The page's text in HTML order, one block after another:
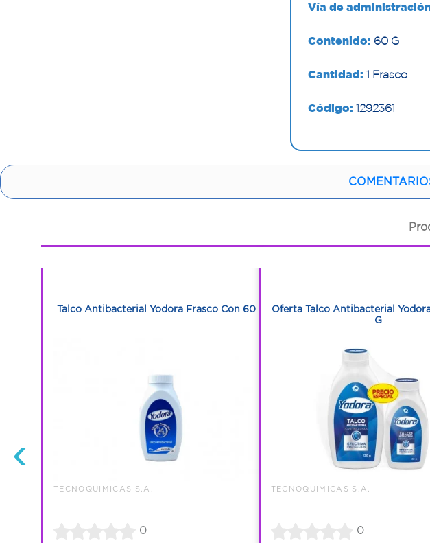
Vía de
Contenido: 60 G
Cantidad: 1 Frasco
Código: 1292361
‹
Talco Antibacterial Yodora Frasco Con 60 G
TECNOQUIMICAS S.A.
0
Oferta Talco Antibacterial Yodora
G
TECNOQUIMICAS S.A.
0